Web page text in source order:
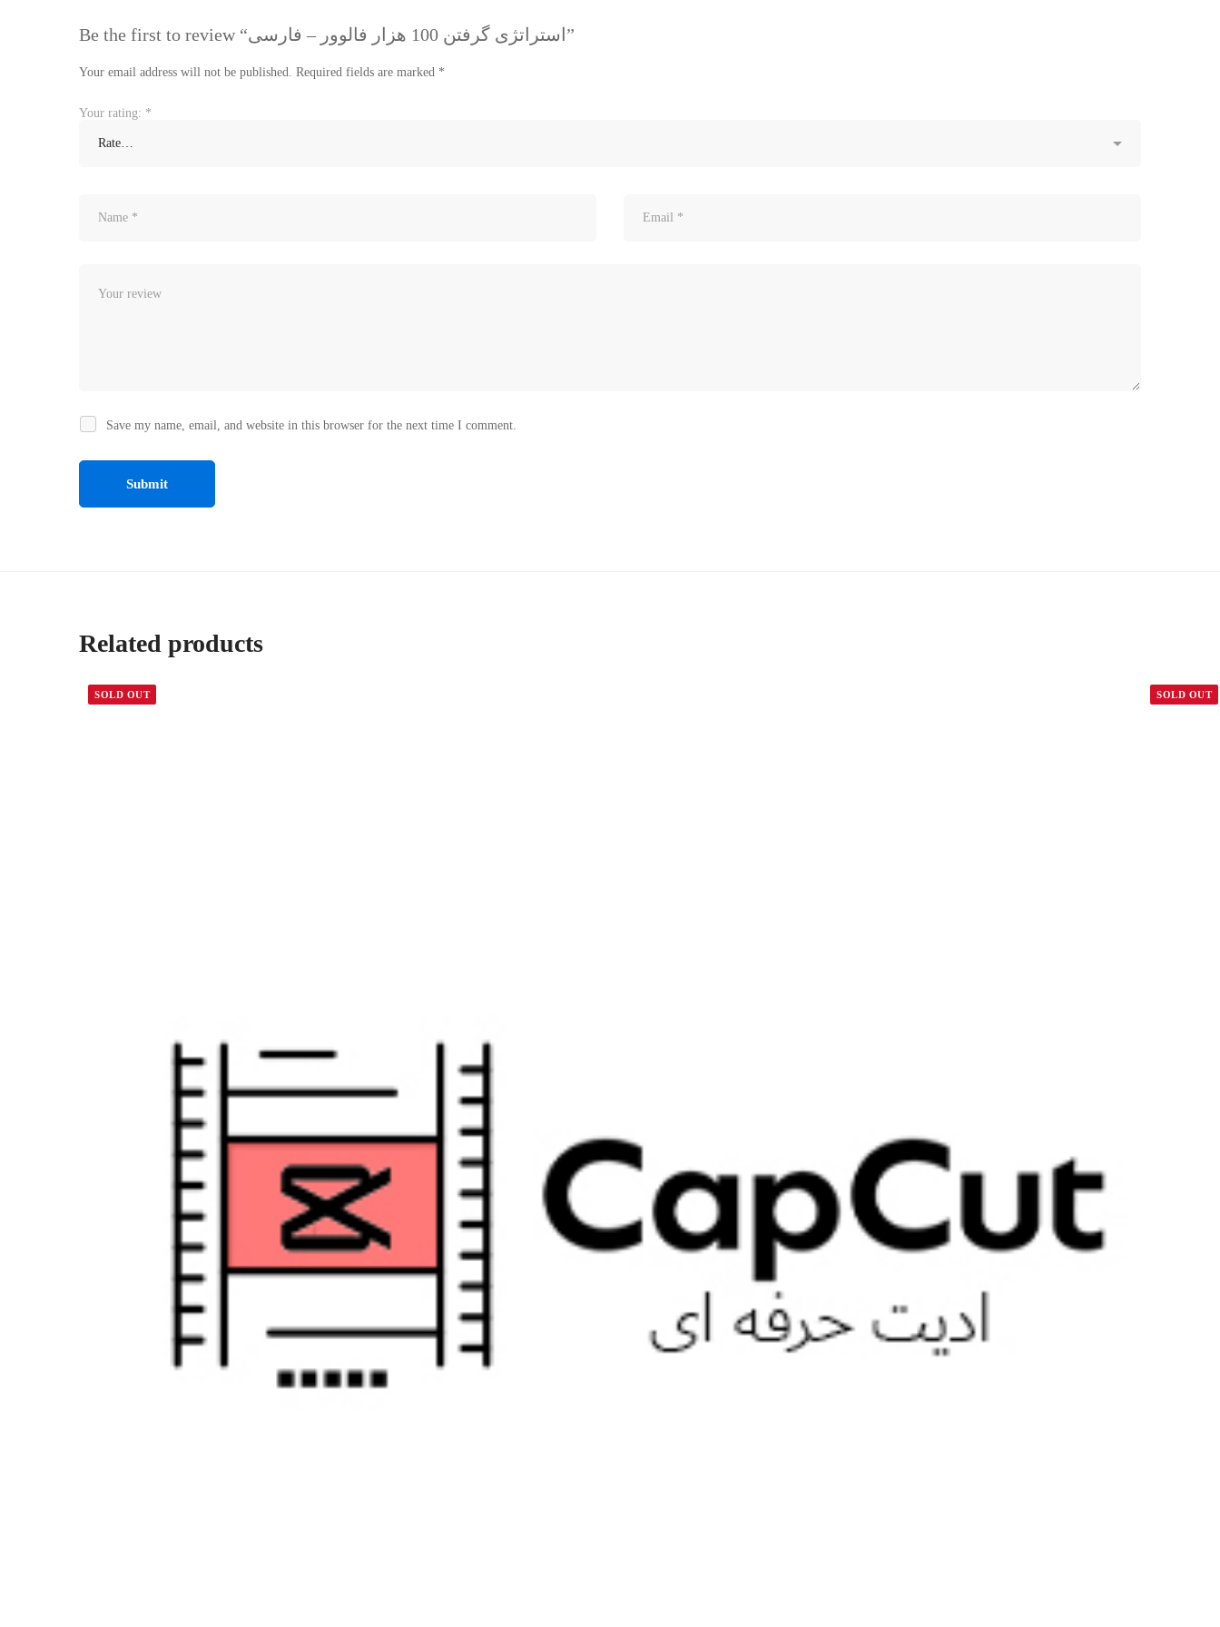
Be the first to review “استراتژی گرفتن 100 هزار فالوور – فارسی”
Your email address will not be published. Required fields are marked *
Your rating: *
Save my name, email, and website in this browser for the next time I comment.
Related products
SOLD OUT SOLD OUT